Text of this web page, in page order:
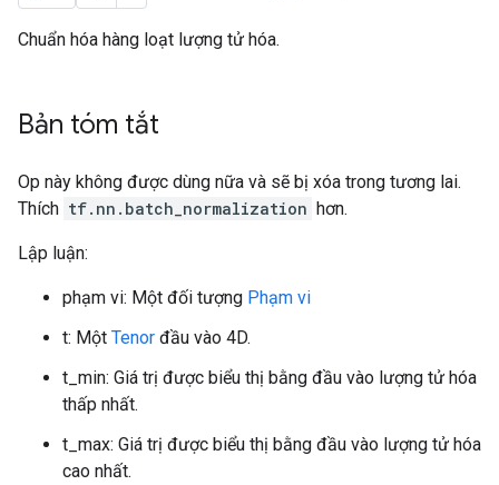
Chuẩn hóa hàng loạt lượng tử hóa.
Bản tóm tắt
Op này không được dùng nữa và sẽ bị xóa trong tương lai.
Thích tf.nn.batch_normalization hơn.
Lập luận:
phạm vi: Một đối tượng Phạm vi
t: Một Tenor đầu vào 4D.
t_min: Giá trị được biểu thị bằng đầu vào lượng tử hóa
thấp nhất.
t_max: Giá trị được biểu thị bằng đầu vào lượng tử hóa
cao nhất.